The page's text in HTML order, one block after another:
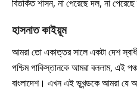
বিতর্কিত শাসন, না পেরেছে দল, না
হাসনাতকাইয়ূম
আমরা তো একাত্তর সালে একটা দেশ
পশ্চিম পাকিস্তানকে আমরা বললাম, এই
বাংলাদেশ। এখন এই ভূখন্ডকে আমরা যে